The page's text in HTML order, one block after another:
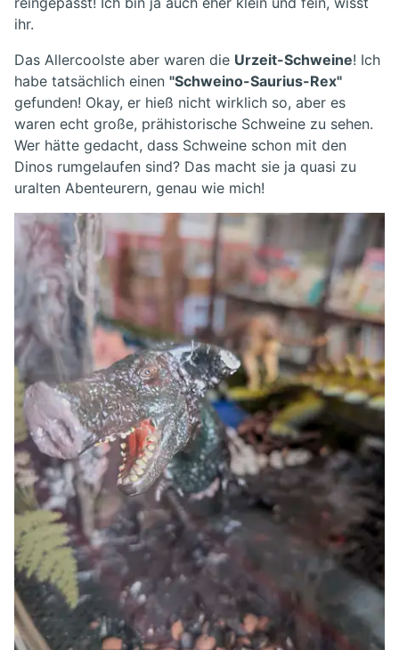
ihr.
Das Allercoolste aber waren die Urzeit-Schweine! Ich
habe tatsächlich einen "Schweino-Saurius-Rex"
gefunden! Okay, er hieß nicht wirklich so, aber es
waren echt große, prähistorische Schweine zu sehen.
Wer hätte gedacht, dass Schweine schon mit den
Dinos rumgelaufen sind? Das macht sie ja quasi zu
uralten Abenteurern, genau wie mich!